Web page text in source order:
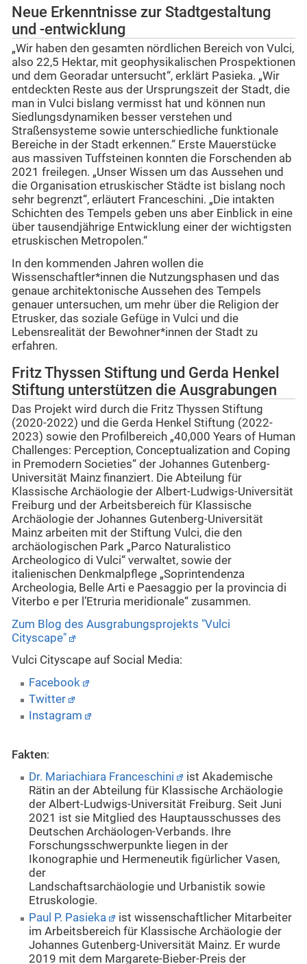
Neue Erkenntnisse zur Stadtgestaltung
und -entwicklung
„Wir haben den gesamten nördlichen Bereich von Vulci,
also 22,5 Hektar, mit geophysikalischen Prospektionen
und dem Georadar untersucht“, erklärt Pasieka. „Wir
entdeckten Reste aus der Ursprungszeit der Stadt, die
man in Vulci bislang vermisst hat und können nun
Siedlungsdynamiken besser verstehen und
Straßensysteme sowie unterschiedliche funktionale
Bereiche in der Stadt erkennen.“ Erste Mauerstücke
aus massiven Tuffsteinen konnten die Forschenden ab
2021 freilegen. „Unser Wissen um das Aussehen und
die Organisation etruskischer Städte ist bislang noch
sehr begrenzt“, erläutert Franceschini. „Die intakten
Schichten des Tempels geben uns aber Einblick in eine
über tausendjährige Entwicklung einer der wichtigsten
etruskischen Metropolen.“
In den kommenden Jahren wollen die
Wissenschaftler*innen die Nutzungsphasen und das
genaue architektonische Aussehen des Tempels
genauer untersuchen, um mehr über die Religion der
Etrusker, das soziale Gefüge in Vulci und die
Lebensrealität der Bewohner*innen der Stadt zu
erfahren.
Fritz Thyssen Stiftung und Gerda Henkel
Stiftung unterstützen die Ausgrabungen
Das Projekt wird durch die Fritz Thyssen Stiftung
(2020-2022) und die Gerda Henkel Stiftung (2022-
2023) sowie den Profilbereich „40,000 Years of Human
Challenges: Perception, Conceptualization and Coping
in Premodern Societies“ der Johannes Gutenberg-
Universität Mainz finanziert. Die Abteilung für
Klassische Archäologie der Albert-Ludwigs-Universität
Freiburg und der Arbeitsbereich für Klassische
Archäologie der Johannes Gutenberg-Universität
Mainz arbeiten mit der Stiftung Vulci, die den
archäologischen Park „Parco Naturalistico
Archeologico di Vulci“ verwaltet, sowie der
italienischen Denkmalpflege „Soprintendenza
Archeologia, Belle Arti e Paesaggio per la provincia di
Viterbo e per l’Etruria meridionale“ zusammen.
Zum Blog des Ausgrabungsprojekts "Vulci
Cityscape"
Vulci Cityscape auf Social Media:
Facebook
Twitter
Instagram
Fakten:
Dr. Mariachiara Franceschini
ist Akademische
Rätin an der Abteilung für Klassische Archäologie
der Albert-Ludwigs-Universität Freiburg. Seit Juni
2021 ist sie Mitglied des Hauptausschusses des
Deutschen Archäologen-Verbands. Ihre
Forschungsschwerpunkte liegen in der
Ikonographie und Hermeneutik figürlicher Vasen,
der
Landschaftsarchäologie und Urbanistik sowie
Etruskologie.
Paul P. Pasieka
ist wissenschaftlicher Mitarbeiter
im Arbeitsbereich für Klassische Archäologie der
Johannes Gutenberg-Universität Mainz. Er wurde
2019 mit dem Margarete-Bieber-Preis der